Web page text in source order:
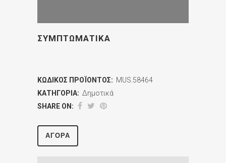
ΣΥΜΠΤΩΜΑΤΙΚΑ
ΚΩΔΙΚΌΣ ΠΡΟΪΌΝΤΟΣ: MUS.58464
ΚΑΤΗΓΟΡΊΑ: Δημοτικά
SHARE ON:
ΑΓΟΡΆ